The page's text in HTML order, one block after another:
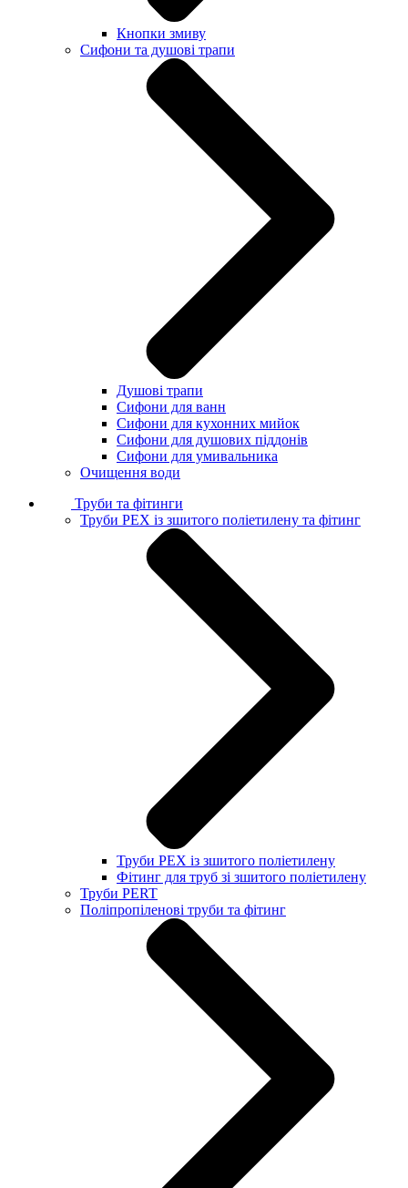
Кнопки змиву
Сифони та душові трапи
Душові трапи
Сифони для ванн
Сифони для кухонних мийок
Сифони для душових піддонів
Сифони для умивальника
Очищення води
Труби та фітинги
Труби PEX із зшитого поліетилену та фітинг
Труби PEX із зшитого поліетилену
Фітинг для труб зі зшитого поліетилену
Труби PERT
Поліпропіленові труби та фітинг